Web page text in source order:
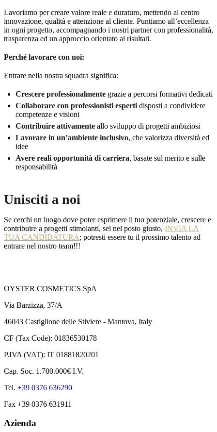
Lavoriamo per creare valore reale e duraturo, mettendo al centro
innovazione, qualità e attenzione al cliente. Puntiamo all’eccellenza
in ogni progetto, accompagnando i nostri partner con professionalità,
trasparenza ed un approccio orientato ai risultati.
Perché lavorare con noi:
Entrare nella nostra squadra significa:
Crescere professionalmente grazie a percorsi formativi dedicati
Collaborare con professionisti esperti disposti a condividere
competenze e visioni
Contribuire attivamente allo sviluppo di progetti ambiziosi
Lavorare in un’ambiente inclusivo, che valorizza diversità ed
idee
Avere reali opportunità di carriera, basate sul merito e sulle
responsabilità
Unisciti a noi
Se cerchi un luogo dove poter esprimere il tuo potenziale, crescere e
contribuire a progetti stimolanti, sei nel posto giusto, INVIA LA
TUA CANDIDATURA; potresti essere tu il prossimo talento ad
entrare nel nostro team!!!
OYSTER COSMETICS SpA
Via Barzizza, 37/A
46043 Castiglione delle Stiviere - Mantova, Italy
CF (Tax Code): 01836530178
P.IVA (VAT): IT 01881820201
Cap. Soc. 1.700.000€ I.V.
Tel. +39 0376 636290
Fax +39 0376 631911
Azienda